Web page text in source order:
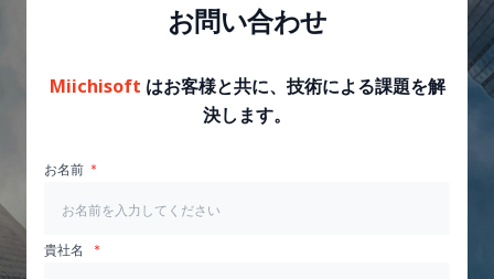
お問い合わせ
Miichisoft はお客様と共に、技術による課題を解
決します。
お名前
貴社名